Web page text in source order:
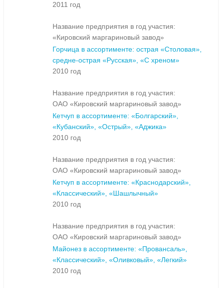
2011 год
Название предприятия в год участия:
«Кировский маргариновый завод»
Горчица в ассортименте: острая «Столовая»,
средне-острая «Русская», «С хреном»
2010 год
Название предприятия в год участия:
ОАО «Кировский маргариновый завод»
Кетчуп в ассортименте: «Болгарский»,
«Кубанский», «Острый», «Аджика»
2010 год
Название предприятия в год участия:
ОАО «Кировский маргариновый завод»
Кетчуп в ассортименте: «Краснодарский»,
«Классический», «Шашлычный»
2010 год
Название предприятия в год участия:
ОАО «Кировский маргариновый завод»
Майонез в ассортименте: «Провансаль»,
«Классический», «Оливковый», «Легкий»
2010 год